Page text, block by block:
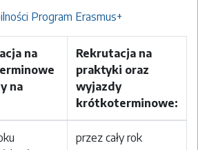
Program Erasmus+
na
na
Rekrutacja na
praktyki oraz
wyjazdy
krótkoterminowe:
przez cały rok